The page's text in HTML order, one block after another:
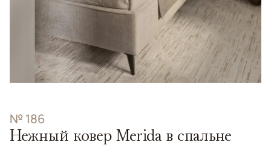
№ 186
Нежный ковер Merida в спальне